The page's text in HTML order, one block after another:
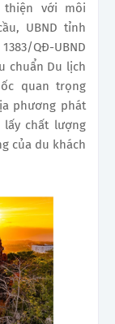
với môi
UBND tỉnh
QĐ-UBND
chuẩn Du lịch
quan trọng
phương phát
chất lượng
của du khách